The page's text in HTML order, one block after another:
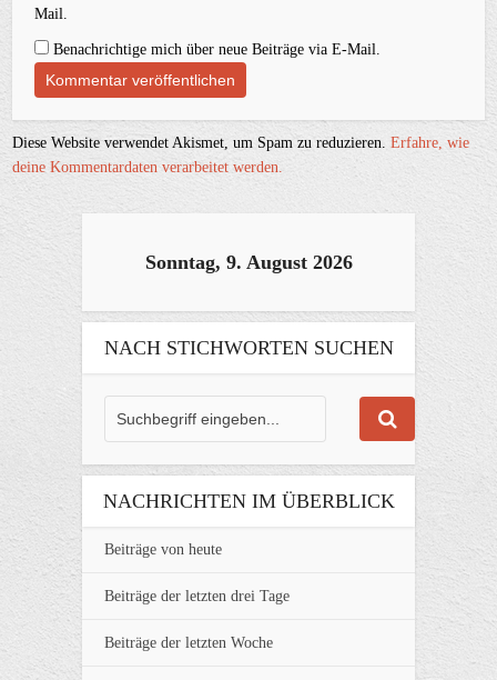
Mail.
Benachrichtige mich über neue Beiträge via E-Mail.
Diese Website verwendet Akismet, um Spam zu reduzieren.Erfahre, wie
deine Kommentardaten verarbeitet werden.
Sonntag, 9. August 2026
NACH STICHWORTEN SUCHEN
NACHRICHTEN IM ÜBERBLICK
Beiträge von heute
Beiträge der letzten drei Tage
Beiträge der letzten Woche